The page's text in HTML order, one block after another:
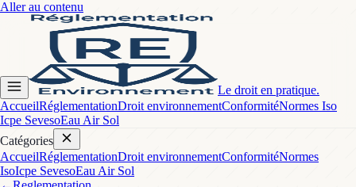
Aller au contenu
Le droit en pratique.
AccueilRéglementationDroit environnementConformitéNormes Iso
Icpe SevesoEau Air Sol
Catégories
AccueilRéglementationDroit environnementConformitéNormes
IsoIcpe SevesoEau Air Sol